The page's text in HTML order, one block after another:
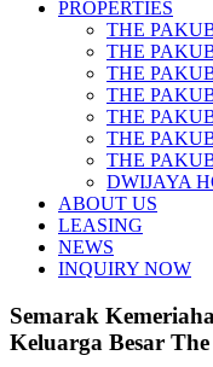
PROPERTIES
THE
THE
THE
THE
THE
THE
THE
DWIJAYA
ABOUT US
LEASING
NEWS
INQUIRY NOW
Semarak
Keluarga Besar